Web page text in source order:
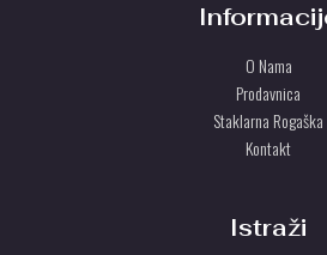
O Nama
Prodavnica
Staklarna Rogaška
Kontakt
Istraži